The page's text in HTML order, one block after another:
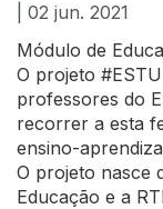
| 02 jun. 2021
Módulo de
O projeto
professores do
recorrer a esta
ensino-
O projeto nasce
Educação e a